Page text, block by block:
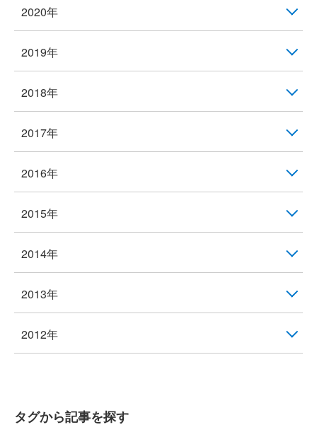
2020年
2019年
2018年
2017年
2016年
2015年
2014年
2013年
2012年
タグから記事を探す